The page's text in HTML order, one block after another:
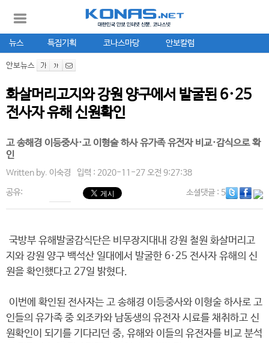
뉴스 특집기획 코나스마당 안보칼럼
안보뉴스
화살머리고지와 강원 양구에서 발굴된 6·25
전사자 유해 신원확인
고 송해경 이등중사·고 이형술 하사 유가족 유전자 비교·감식으로 확
인
Written by. 이숙경 입력 : 2020-11-27 오전 9:27:38
공유: 소셜댓글: 5
국방부 유해발굴감식단은 비무장지대내 강원 철원 화살머리고
지와 강원 양구 백석산 일대에서 발굴한 6·25 전사자 유해의 신
원을 확인했다고 27일 밝혔다.
이번에 확인된 전사자는 고 송해경 이등중사와 이형술 하사로 고
인들의 유가족 중 외조카와 남동생의 유전자 시료를 채취하고 신
원확인이 되기를 기다리던 중, 유해와 이들의 유전자를 비교 분석